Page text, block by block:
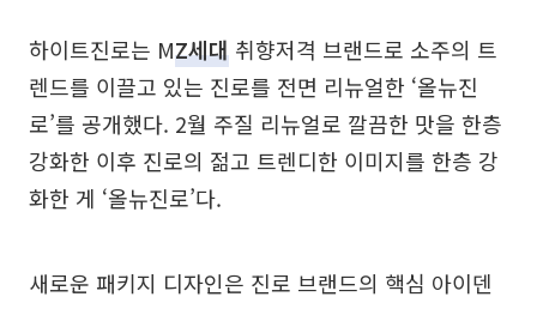
하이트진로는 MZ세대 취향저격 브랜드로 소주의 트
렌드를 이끌고 있는 진로를 전면 리뉴얼한 ‘올뉴진
로’를 공개했다. 2월 주질 리뉴얼로 깔끔한 맛을 한층
강화한 이후 진로의 젊고 트렌디한 이미지를 한층 강
화한 게 ‘올뉴진로’다.
새로운 패키지 디자인은 진로 브랜드의 핵심 아이덴